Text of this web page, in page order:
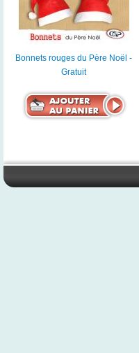
Bonnets rouges du Père Noël -
Gratuit